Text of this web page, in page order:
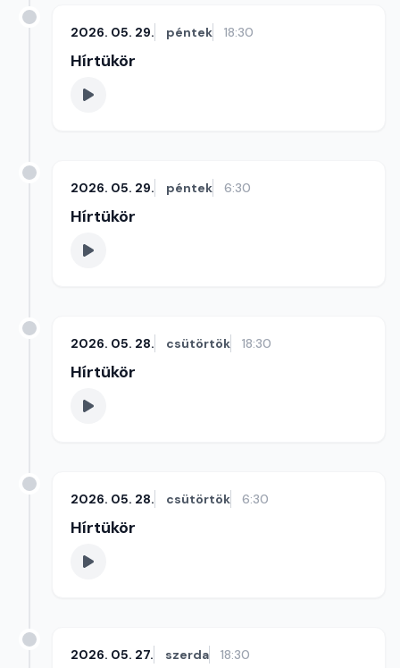
2026. 05. 29. péntek 18:30
Hírtükör
2026. 05. 29. péntek 6:30
Hírtükör
2026. 05. 28. csütörtök 18:30
Hírtükör
2026. 05. 28. csütörtök 6:30
Hírtükör
2026. 05. 27. szerda 18:30